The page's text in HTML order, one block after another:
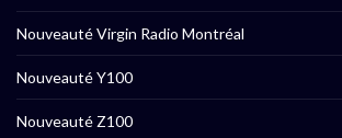
Nouveauté Virgin Radio Montréal
Nouveauté Y100
Nouveauté Z100